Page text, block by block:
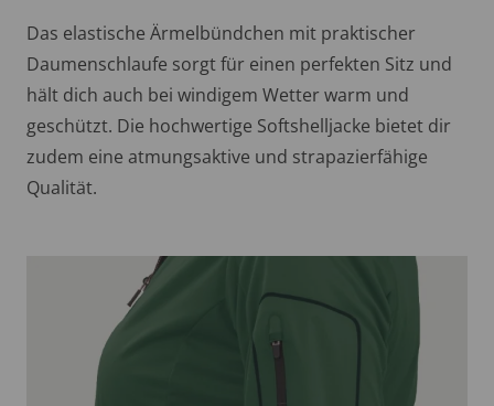
Das elastische Ärmelbündchen mit praktischer
Daumenschlaufe sorgt für einen perfekten Sitz und
hält dich auch bei windigem Wetter warm und
geschützt. Die hochwertige Softshelljacke bietet dir
zudem eine atmungsaktive und strapazierfähige
Qualität.